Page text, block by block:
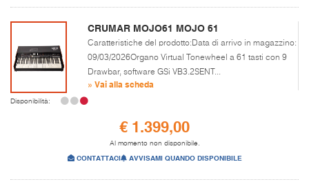
CRUMAR MOJO61 MOJO 61
Caratteristiche del prodotto:Data di arrivo in magazzino:
09/03/2026Organo Virtual Tonewheel a 61 tasti con 9
Drawbar, software GSi VB3.2SENT...
» Vai alla scheda
Disponibilità:
€ 1.399,00
Al momento non disponibile.
CONTATTACI AVVISAMI QUANDO DISPONIBILE